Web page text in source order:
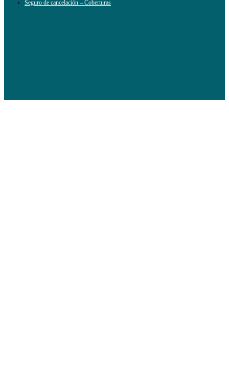
Seguro de cancelación – Coberturas